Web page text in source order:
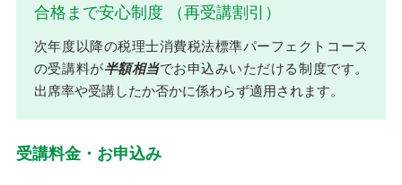
合格まで安心制度 （再受講割引）
次年度以降の税理士消費税法標準パーフェクトコース
の受講料が半額相当でお申込みいただける制度です。
出席率や受講したか否かに係わらず適用されます。
受講料金・お申込み